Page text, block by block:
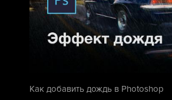
Как добавить дождь в Photoshop